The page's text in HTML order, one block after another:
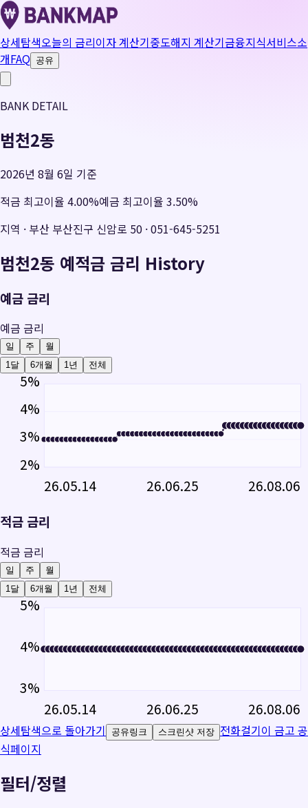
상세탐색오늘의 금리이자 계산기중도해지 계산기금융지식서비스소
개FAQ 공유
BANK DETAIL
범천2동
2026년 8월 6일 기준
적금 최고이율 4.00%예금 최고이율 3.50%
지역 · 부산 부산진구 신암로 50 ·051-645-5251
범천2동 예적금 금리 History
예금 금리
예금 금리
일 주
월
1달
6개월 1년 전체
5%
4%
3%
2%
26.05.14
26.06.25 26.08.06
적금 금리
적금 금리
일 주
월
1달
6개월 1년 전체
5%
4%
3%
26.05.14 26.06.25 26.08.06
상세탐색으로 돌아가기 공유링크 스크린샷 저장 전화걸기이 금고 공
식페이지
필터/정렬